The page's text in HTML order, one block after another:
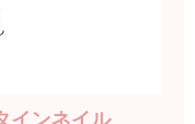
インネイル